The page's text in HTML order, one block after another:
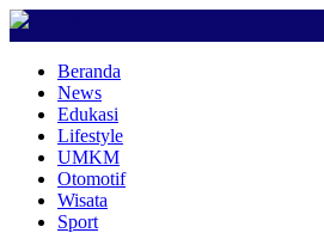
Beranda
News
Edukasi
Lifestyle
UMKM
Otomotif
Wisata
Sport